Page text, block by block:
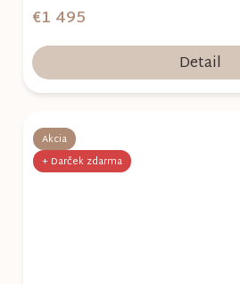
€1 495
Detail
Akcia
+ Darček zdarma